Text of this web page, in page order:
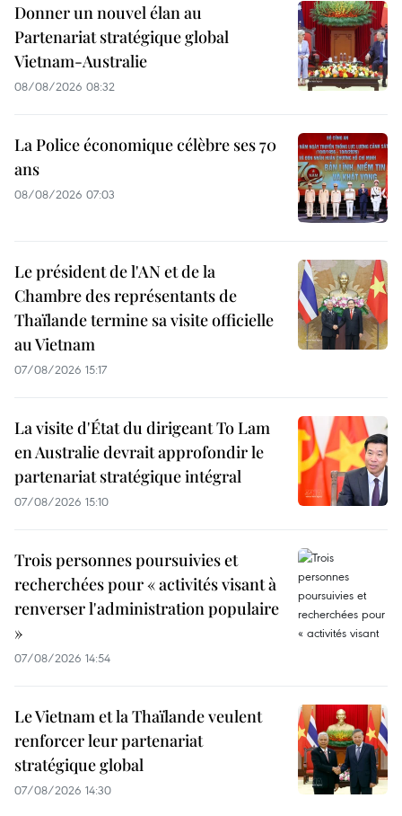
Donner un nouvel élan au
Partenariat stratégique global
Vietnam-Australie
08/08/2026 08:32
La Police économique célèbre ses 70
ans
08/08/2026 07:03
Le président de l'AN et de la
Chambre des représentants de
Thaïlande termine sa visite officielle
au Vietnam
07/08/2026 15:17
La visite d'État du dirigeant To Lam
en Australie devrait approfondir le
partenariat stratégique intégral
07/08/2026 15:10
Trois personnes poursuivies et
recherchées pour « activités visant à
renverser l'administration populaire
»
07/08/2026 14:54
Le Vietnam et la Thaïlande veulent
renforcer leur partenariat
stratégique global
07/08/2026 14:30